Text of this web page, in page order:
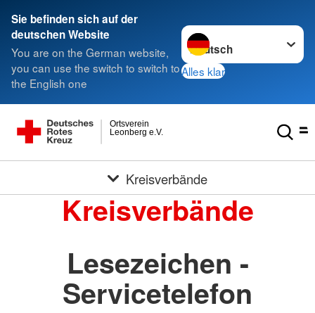
Sie befinden sich auf der
deutschen Website
You are on the German website,
you can use the switch to switch to
the English one
Sprache wechseln zu
Alles klar
Leonberg e.V.
Ortsverein
Kreisverbände
Kreisverbände
Lesezeichen -
Servicetelefon